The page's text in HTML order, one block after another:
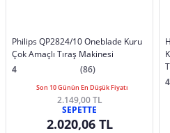
Philips QP2824/10 Oneblade Kuru
Çok Amaçlı Tıraş Makinesi
4
(86)
Son 10 Günün En Düşük Fiyatı
2.149,00 TL
SEPETTE
2.020,06 TL